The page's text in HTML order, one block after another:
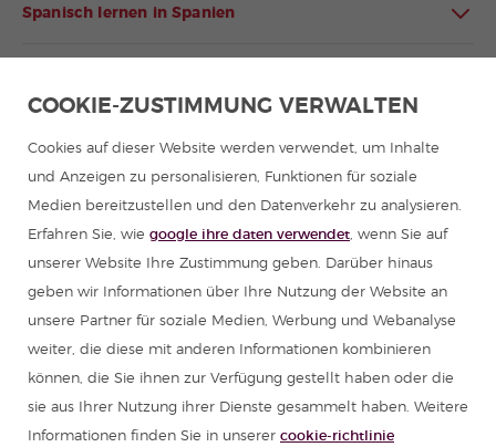
Spanisch lernen in Spanien
Sommercamps in Spanien
Spanischkurse
Ressourcen zum Spanisch lernen
Partners
COOKIE-ZUSTIMMUNG VERWALTEN
Cookies auf dieser Website werden verwendet, um Inhalte
und Anzeigen zu personalisieren, Funktionen für soziale
Medien bereitzustellen und den Datenverkehr zu analysieren.
Erfahren Sie, wie google ihre daten verwendet, wenn Sie auf
unserer Website Ihre Zustimmung geben. Darüber hinaus
geben wir Informationen über Ihre Nutzung der Website an
unsere Partner für soziale Medien, Werbung und Webanalyse
weiter, die diese mit anderen Informationen kombinieren
können, die Sie ihnen zur Verfügung gestellt haben oder die
sie aus Ihrer Nutzung ihrer Dienste gesammelt haben. Weitere
Informationen finden Sie in unserer cookie-richtlinie